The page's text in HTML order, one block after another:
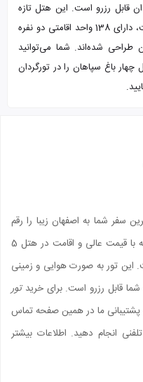
قابل رزرو است. این هتل تازه
تاسیس که در سال 1402 افتتاح شده است، دارای 138 واحد اقامتی دو نفره
طراحی شده‌اند. شما می‌توانید
باغ سپاهان را در تورگردان
سفر شما به اصفهان زیبا را رقم
است که با قیمت عالی و اقامت در هتل 5
این تور به صورت هوایی و زمینی
شما قابل رزرو است. برای خریدتور
پشتیبانی ما در همین صفحه تماس
انجام دهید. اطلاعات بیشتر